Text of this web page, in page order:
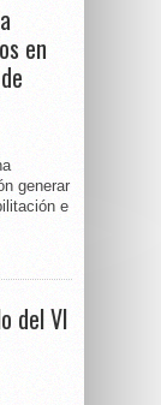
en
generar
e
del VI